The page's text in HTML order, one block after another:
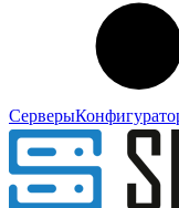
Серверы